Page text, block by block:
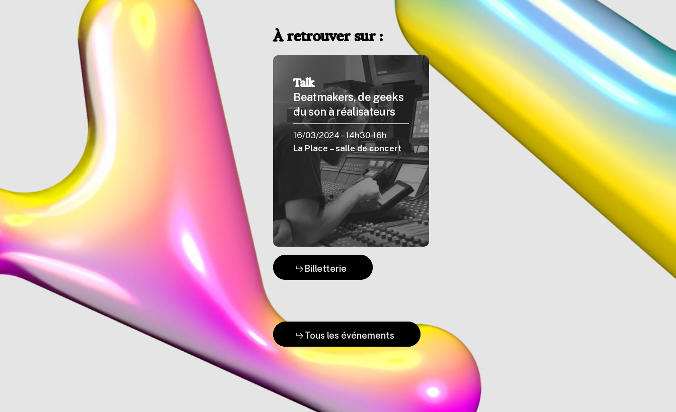
À retrouver sur :
Talk
Beatmakers, de geeks
du son à réalisateurs
16/03/2024 – 14h30-16h
La Place – salle de concert
Billetterie
Tous les événements